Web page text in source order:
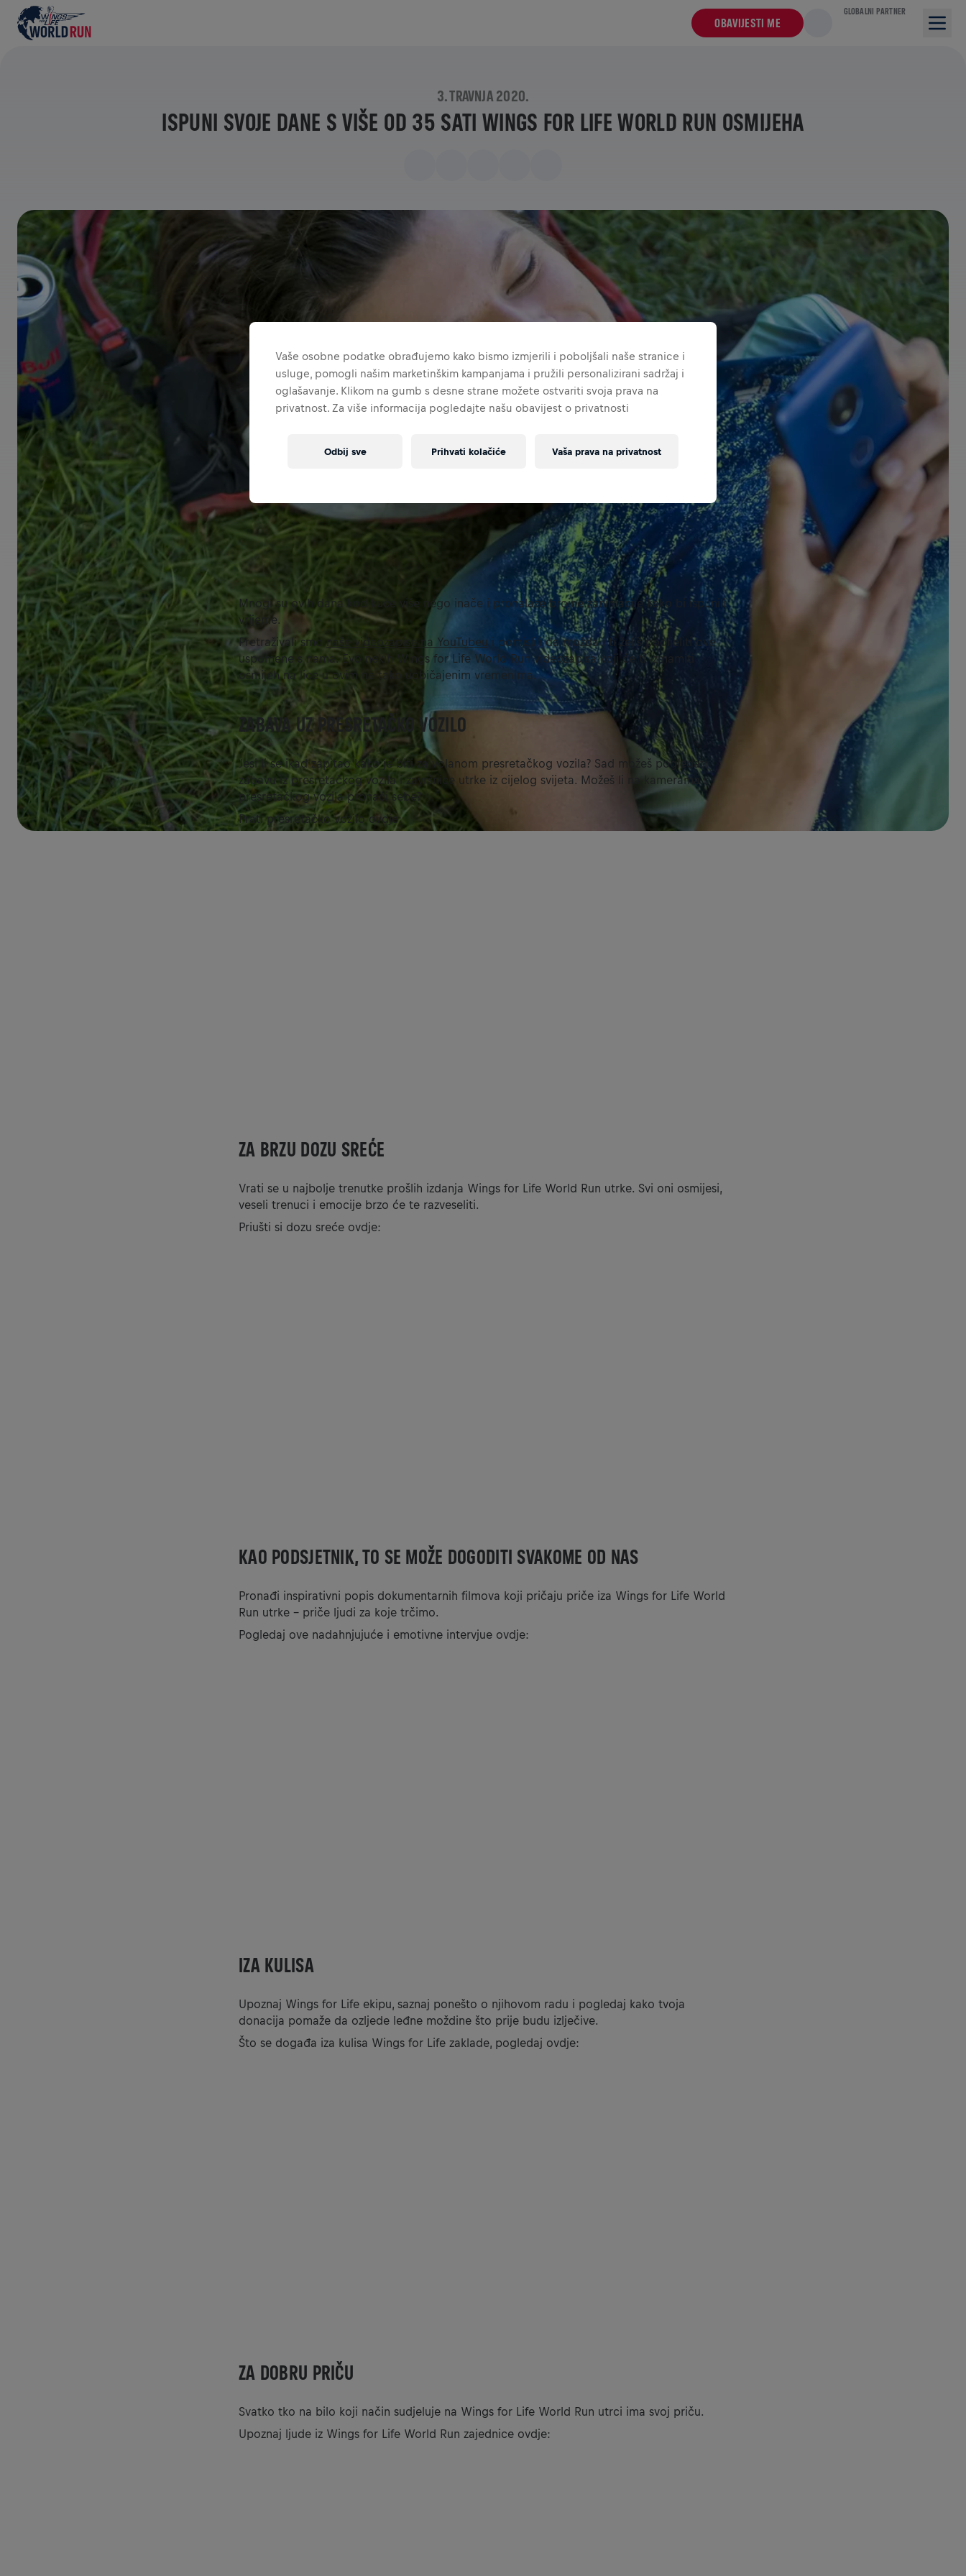
OBAVIJESTI ME
GLOBALNI PARTNER
3. TRAVNJA 2020.
ISPUNI SVOJE DANE S VIŠE OD 35 SATI WINGS FOR LIFE WORLD RUN OSMIJEHA
Mnogi su ovih dana kod kuće više nego inače i pronalaze brojne zanimacije kako bi ispunili
vrijeme.
Pretraživali smo naše videozapise na YouTubeu i pomislili da možda i ti želiš podijeliti ove
uspomene s nama. Evo nekih Wings for Life World Run videozapisa koji će ti izmamiti
osmijeh na lice u ovim ne tako uobičajenim vremenima.
ZABAVA UZ PRESRETAČKO VOZILO
Jesi li se ikad zapitao kako je biti za volanom presretačkog vozila? Sad možeš pogledati
zabavu iz presretačkog vozila i završnice utrke iz cijelog svijeta. Možeš li na kamerama s
presretačkog vozila pronaći sebe?
Prati presretačko vozilo ovdje:
Ako želiš vidjet ovaj sadržaj, morat ćeš promijeniti postavke kolačića.
ZA BRZU DOZU SREĆE
Vrati se u najbolje trenutke prošlih izdanja Wings for Life World Run utrke. Svi oni osmijesi,
veseli trenuci i emocije brzo će te razveseliti.
Priušti si dozu sreće ovdje:
Ako želiš vidjet ovaj sadržaj, morat ćeš promijeniti postavke kolačića.
KAO PODSJETNIK, TO SE MOŽE DOGODITI SVAKOME OD NAS
Pronađi inspirativni popis dokumentarnih filmova koji pričaju priče iza Wings for Life World
Run utrke - priče ljudi za koje trčimo.
Pogledaj ove nadahnjujuće i emotivne intervjue ovdje:
Ako želiš vidjet ovaj sadržaj, morat ćeš promijeniti postavke kolačića.
IZA KULISA
Upoznaj Wings for Life ekipu, saznaj ponešto o njihovom radu i pogledaj kako tvoja
donacija pomaže da ozljede leđne moždine što prije budu izlječive.
Što se događa iza kulisa Wings for Life zaklade, pogledaj ovdje:
Ako želiš vidjet ovaj sadržaj, morat ćeš promijeniti postavke kolačića.
ZA DOBRU PRIČU
Svatko tko na bilo koji način sudjeluje na Wings for Life World Run utrci ima svoj priču.
Upoznaj ljude iz Wings for Life World Run zajednice ovdje:
Vaše osobne podatke obrađujemo kako bismo izmjerili i poboljšali naše stranice i
usluge, pomogli našim marketinškim kampanjama i pružili personalizirani sadržaj i
oglašavanje. Klikom na gumb s desne strane možete ostvariti svoja prava na
privatnost. Za više informacija pogledajte našu obavijest o privatnosti
Vaša prava na privatnost
Odbij sve Prihvati kolačiće